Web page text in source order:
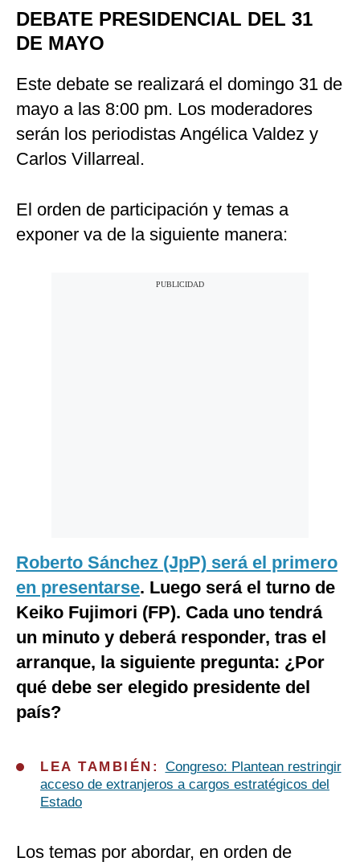
DEBATE PRESIDENCIAL DEL 31
DE MAYO
Este debate se realizará el domingo 31 de
mayo a las 8:00 pm. Los moderadores
serán los periodistas Angélica Valdez y
Carlos Villarreal.
El orden de participación y temas a
exponer va de la siguiente manera:
Roberto Sánchez (JpP) será el primero
en presentarse. Luego será el turno de
Keiko Fujimori (FP). Cada uno tendrá
un minuto y deberá responder, tras el
arranque, la siguiente pregunta: ¿Por
qué debe ser elegido presidente del
país?
LEA TAMBIÉN: Congreso: Plantean restringir
acceso de extranjeros a cargos estratégicos del
Estado
Los temas por abordar, en orden de